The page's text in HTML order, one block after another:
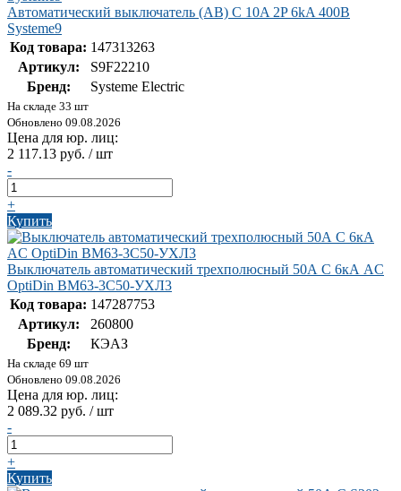
Автоматический выключатель (АВ) C 10A 2P 6kA 400В
Systeme9
Код товара: 147313263
Артикул:
S9F22210
Бренд:
Systeme Electric
На складе 33 шт
Обновлено 09.08.2026
Цена для юр. лиц:
2 117.13 руб. / шт
-
+
Купить
Выключатель автоматический трехполюсный 50А C 6кА AC
OptiDin BM63-3C50-УХЛ3
Код товара: 147287753
Артикул:
260800
Бренд:
КЭАЗ
На складе 69 шт
Обновлено 09.08.2026
Цена для юр. лиц:
2 089.32 руб. / шт
-
+
Купить